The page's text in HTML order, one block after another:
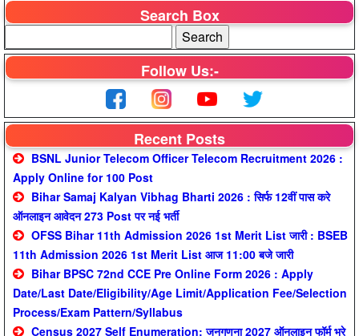
Search Box
Follow Us:-
Recent Posts
BSNL Junior Telecom Officer Telecom Recruitment 2026 :
Apply Online for 100 Post
Bihar Samaj Kalyan Vibhag Bharti 2026 : सिर्फ 12वीं पास करे
ऑनलाइन आवेदन 273 Post पर नई भर्ती
OFSS Bihar 11th Admission 2026 1st Merit List जारी : BSEB
11th Admission 2026 1st Merit List आज 11:00 बजे जारी
Bihar BPSC 72nd CCE Pre Online Form 2026 : Apply
Date/Last Date/Eligibility/Age Limit/Application Fee/Selection
Process/Exam Pattern/Syllabus
Census 2027 Self Enumeration: जनगणना 2027 ऑनलाइन फॉर्म भरे